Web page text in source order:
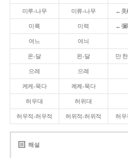
미루-나무 미류-나무 ←美
미륵 미력 ←彌
여느 여늬
온-달 왼-달 만
으레 으례
케케-묵다 켸켸-묵다
허우대 허위대
허우적-허우적 허위적-허위적 허우
해설